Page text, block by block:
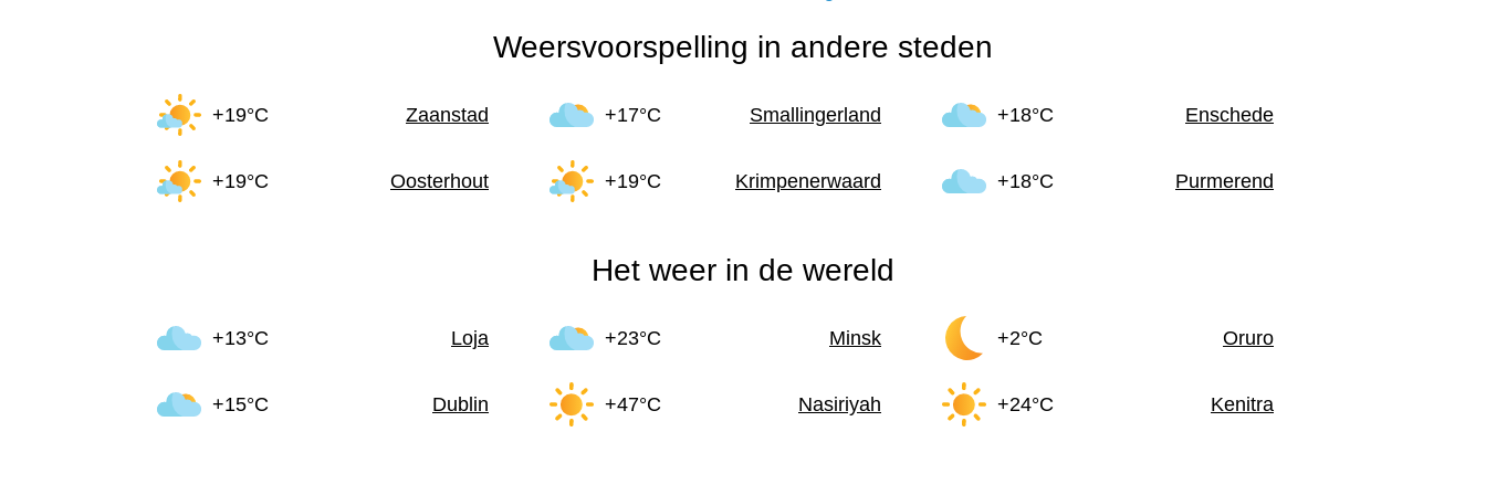
Weersvoorspelling in andere steden
+19°C Zaanstad +17°C Smallingerland +18°C Enschede
+19°C Oosterhout +19°C Krimpenerwaard +18°C Purmerend
Het weer in de wereld
+13°C Loja +23°C Minsk +2°C Oruro
+15°C Dublin +47°C Nasiriyah +24°C Kenitra